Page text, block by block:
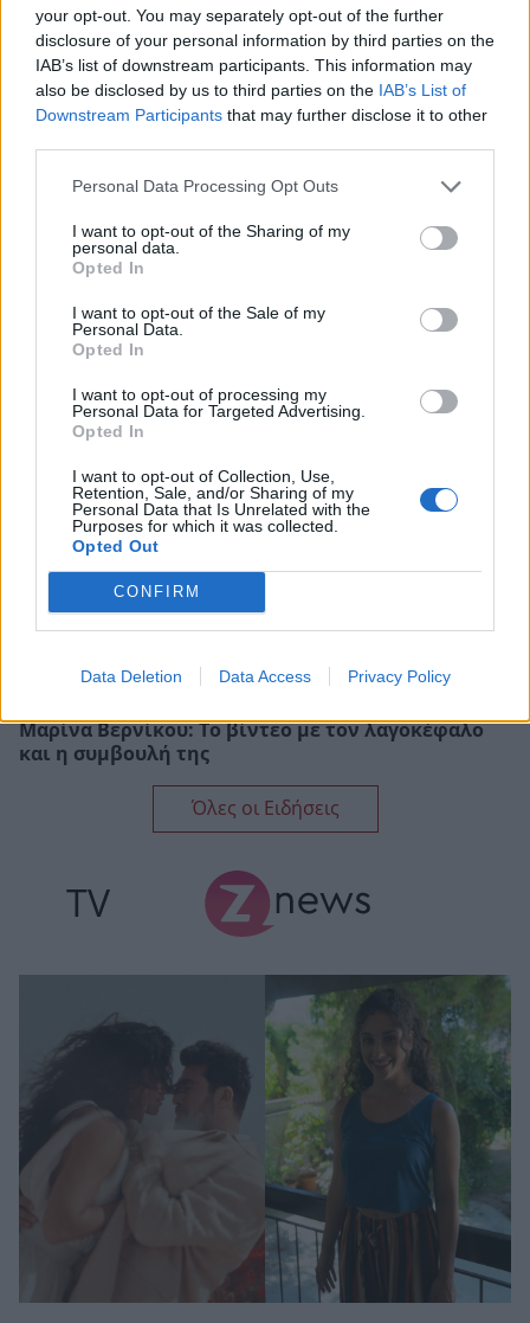
your opt-out. You may separately opt-out of the further
disclosure of your personal information by third parties on the
IAB’s list of downstream participants. This information may
also be disclosed by us to third parties on the IAB’s List of
Downstream Participants that may further disclose it to other
Personal Data Processing Opt Outs
I want to opt-out of the Sharing of my
personal data.
Opted In
I want to opt-out of the Sale of my
Personal Data.
Opted In
I want to opt-out of processing my
Personal Data for Targeted Advertising.
Opted In
I want to opt-out of Collection, Use,
Retention, Sale, and/or Sharing of my
Personal Data that Is Unrelated with the
Purposes for which it was collected.
Opted Out
CONFIRM
Data Deletion Data Access Privacy Policy
Ανδρομάχη: Η φωτογραφία με τον ορό στο χέρι και
το μήνυμα όλο νόημα – «Έρχεται τετραήμερο
Μαρίνα Βερνίκου: Το βίντεο με τον λαγοκέφαλο
και η συμβουλή της
Όλες οι Ειδήσεις
TV